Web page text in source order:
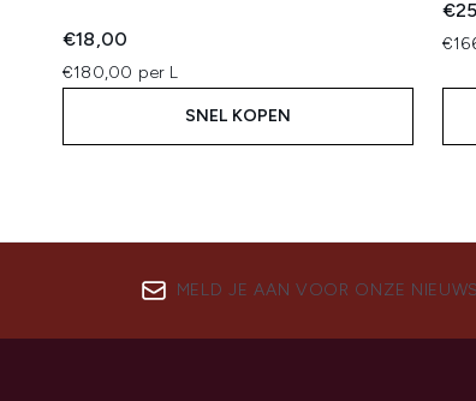
€18,00
€180,00 per L
SNEL KOPEN
MELD JE AAN VOOR ONZE